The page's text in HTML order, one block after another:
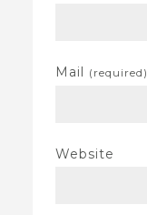
Mail (required)
Website